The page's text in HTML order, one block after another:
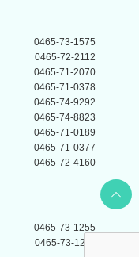
0465-73-1575
0465-72-2112
0465-71-2070
0465-71-0378
0465-74-9292
0465-74-8823
0465-71-0189
0465-71-0377
0465-72-4160
0465-73-1255
0465-73-1211
Back